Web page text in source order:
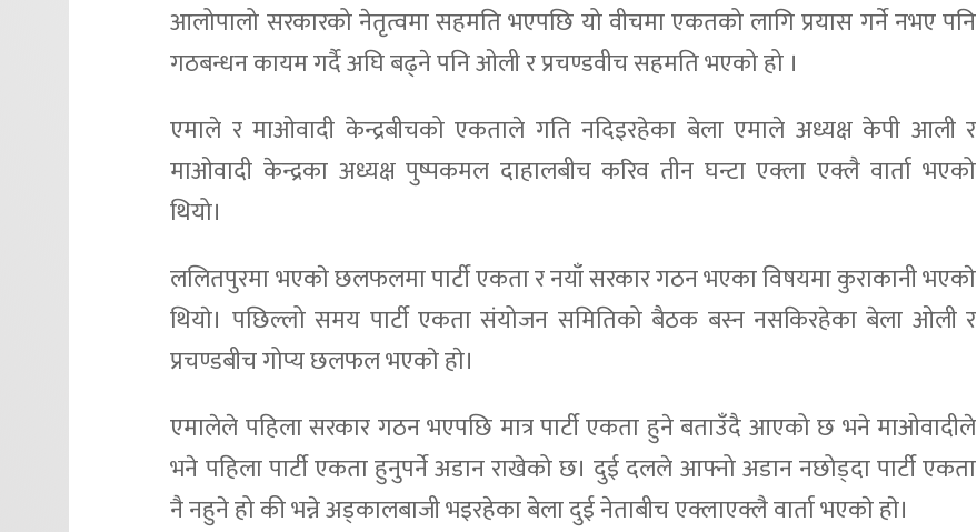
आलोपालो सरकारको नेतृत्वमा सहमति भएपछि यो वीचमा एकतको लागि प्रयास गर्ने नभए पनि
गठबन्धन कायम गर्दै अघि बढ्ने पनि ओली र प्रचण्डवीच सहमति भएको हो ।
एमाले र माओवादी केन्द्रबीचको एकताले गति नदिइरहेका बेला एमाले अध्यक्ष केपी आली र
माओवादी केन्द्रका अध्यक्ष पुष्पकमल दाहालबीच करिव तीन घन्टा एक्ला एक्लै वार्ता भएको
थियो।
ललितपुरमा भएकाे छलफलमा पार्टी एकता र नयाँ सरकार गठन भएका विषयमा कुराकानी भएकाे
थियाे। पछिल्लो समय पार्टी एकता संयोजन समितिको बैठक बस्न नसकिरहेका बेला ओली र
प्रचण्डबीच गोप्य छलफल भएकाे हाे।
एमालेले पहिला सरकार गठन भएपछि मात्र पार्टी एकता हुने बताउँदै आएको छ भने माओवादीले
भने पहिला पार्टी एकता हुनुपर्ने अडान राखेको छ। दुई दलले आफ्नो अडान नछोड्दा पार्टी एकता
नै नहुने हो की भन्ने अड्कालबाजी भइरहेका बेला दुई नेताबीच एक्लाएक्लै वार्ता भएकाे हाे।